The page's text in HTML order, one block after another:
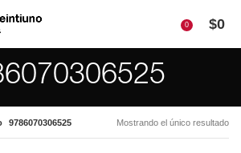
0 $0
9786070306525 Mostrando el único resultado